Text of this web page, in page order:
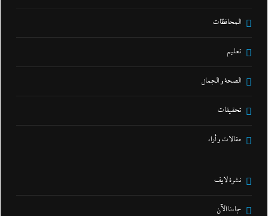
المحافظات
تعليم
الصحة و الجمال
تحقيقات
مقالات و أراء
نشرة لايف
جاءنا الآن